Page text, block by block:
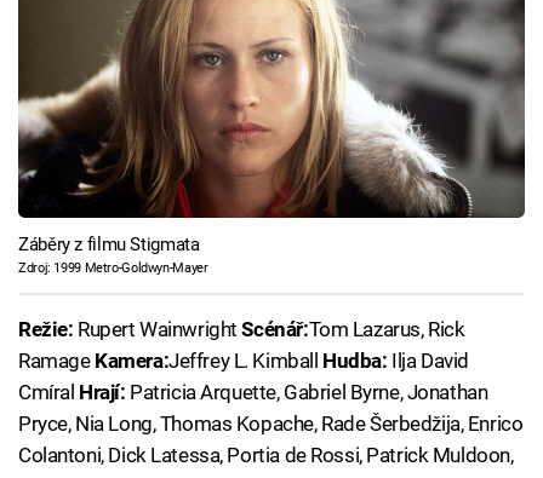
Záběry z filmu Stigmata
Zdroj: 1999 Metro-Goldwyn-Mayer
Režie: Rupert WainwrightScénář:Tom Lazarus, Rick
Ramage Kamera:Jeffrey L. Kimball Hudba: Ilja David
Cmíral Hrají: Patricia Arquette, Gabriel Byrne, Jonathan
Pryce, Nia Long, Thomas Kopache, Rade Šerbedžija, Enrico
Colantoni, Dick Latessa, Portia de Rossi, Patrick Muldoon,